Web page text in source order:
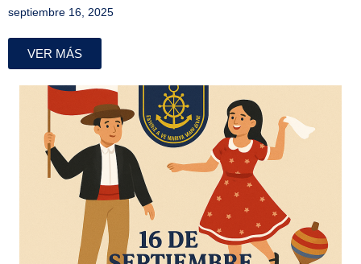
septiembre 16, 2025
VER MÁS